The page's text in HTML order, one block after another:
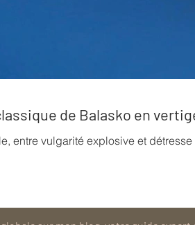
de Balasko en
entre vulgarité explosive et